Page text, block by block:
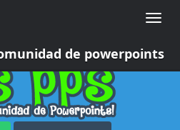
Toggle
de powerpoints